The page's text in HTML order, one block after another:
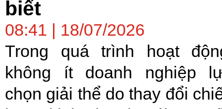
biết
08:41 | 18/07/2026
Trong quá trình hoạt
không ít doanh nghiệp
chọn giải thể do thay đổi